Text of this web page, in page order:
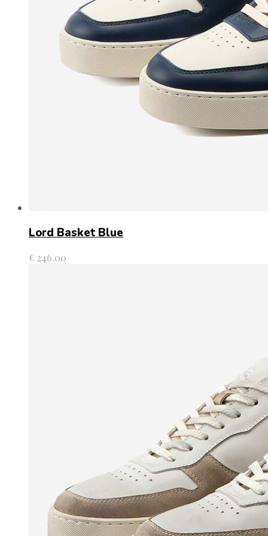
Lord Basket Blue
€ 246.00